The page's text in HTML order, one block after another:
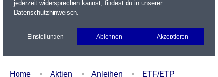
Xetra Realtime
Watchlist Portfolio Login
Home Aktien Anleihen
ETF/ETP
jederzeit widersprechen kannst, findest du in unseren
Datenschutzhinweisen.
Einstellungen Ablehnen Akzeptieren